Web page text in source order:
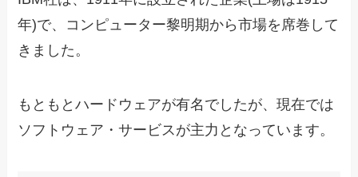
年)で、コンピューター黎明期から市場を席巻して
きました。
もともとハードウェアが有名でしたが、現在では
ソフトウェア・サービスが主力となっています。